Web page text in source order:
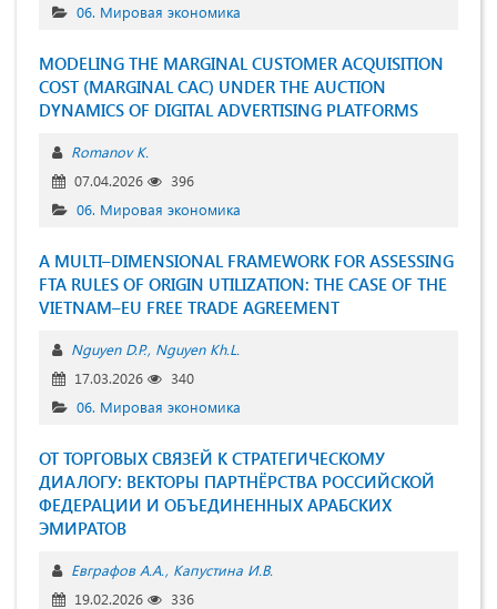
06. Мировая экономика
MODELING THE MARGINAL CUSTOMER ACQUISITION
COST (MARGINAL CAC) UNDER THE AUCTION
DYNAMICS OF DIGITAL ADVERTISING PLATFORMS
Romanov K.
07.04.2026
396
06. Мировая экономика
A MULTI–DIMENSIONAL FRAMEWORK FOR ASSESSING
FTA RULES OF ORIGIN UTILIZATION: THE CASE OF THE
VIETNAM–EU FREE TRADE AGREEMENT
Nguyen D.P. Nguyen Kh.L.
17.03.2026
340
06. Мировая экономика
ОТ ТОРГОВЫХ СВЯЗЕЙ К СТРАТЕГИЧЕСКОМУ
ДИАЛОГУ: ВЕКТОРЫ ПАРТНЁРСТВА РОССИЙСКОЙ
ФЕДЕРАЦИИ И ОБЪЕДИНЕННЫХ АРАБСКИХ
ЭМИРАТОВ
Евграфов А.А. Капустина И.В.
19.02.2026
336